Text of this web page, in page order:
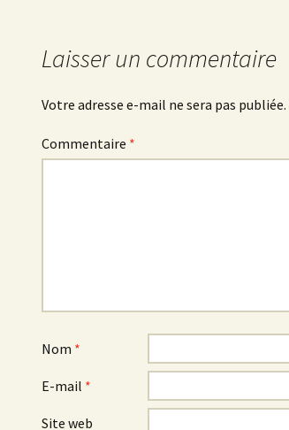
Laisser un commentaire
Votre adresse e-mail ne sera pas publiée.
Commentaire *
Nom *
E-mail *
Site web